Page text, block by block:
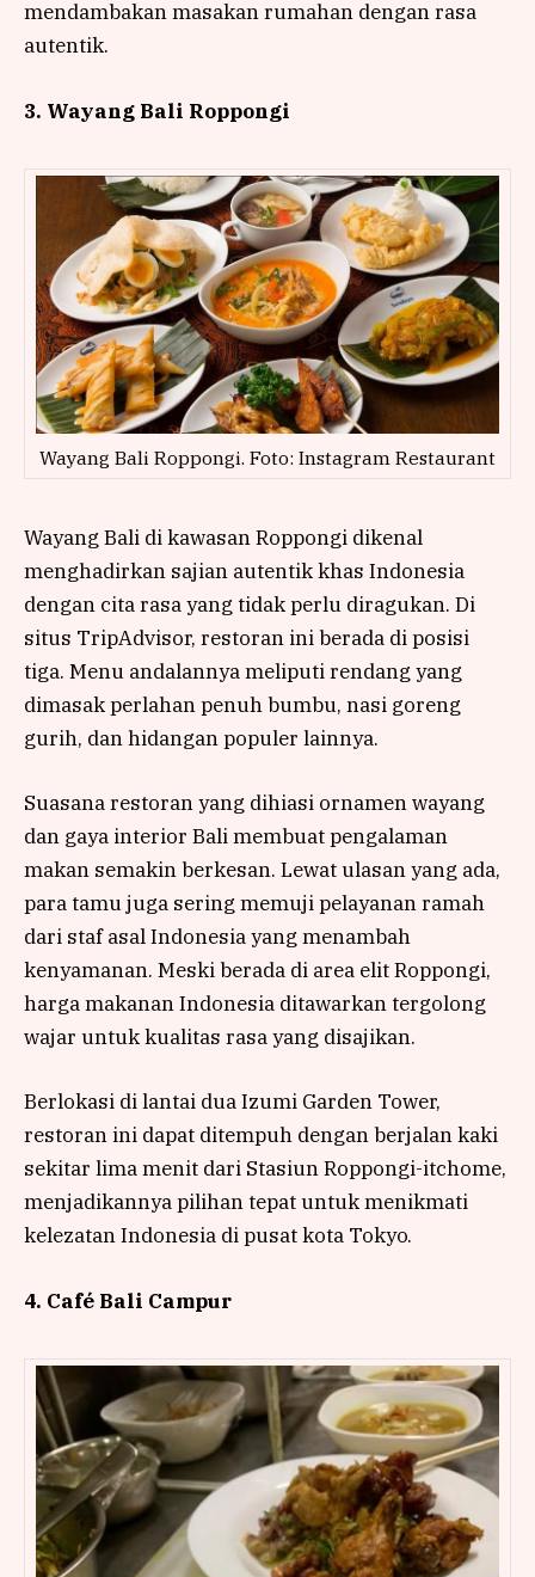
mendambakan masakan rumahan dengan rasa
autentik.
3. Wayang Bali Roppongi
Wayang Bali Roppongi. Foto: Instagram Restaurant
Wayang Bali di kawasan Roppongi dikenal
menghadirkan sajian autentik khas Indonesia
dengan cita rasa yang tidak perlu diragukan. Di
situs TripAdvisor, restoran ini berada di posisi
tiga. Menu andalannya meliputi rendang yang
dimasak perlahan penuh bumbu, nasi goreng
gurih, dan hidangan populer lainnya.
Suasana restoran yang dihiasi ornamen wayang
dan gaya interior Bali membuat pengalaman
makan semakin berkesan. Lewat ulasan yang ada,
para tamu juga sering memuji pelayanan ramah
dari staf asal Indonesia yang menambah
kenyamanan. Meski berada di area elit Roppongi,
harga makanan Indonesia ditawarkan tergolong
wajar untuk kualitas rasa yang disajikan.
Berlokasi di lantai dua Izumi Garden Tower,
restoran ini dapat ditempuh dengan berjalan kaki
sekitar lima menit dari Stasiun Roppongi-itchome,
menjadikannya pilihan tepat untuk menikmati
kelezatan Indonesia di pusat kota Tokyo.
4. Café Bali Campur